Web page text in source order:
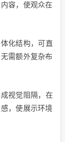
容，使观众在
化结构，可直
需额外复杂布
视觉阻隔，在
，使展示环境